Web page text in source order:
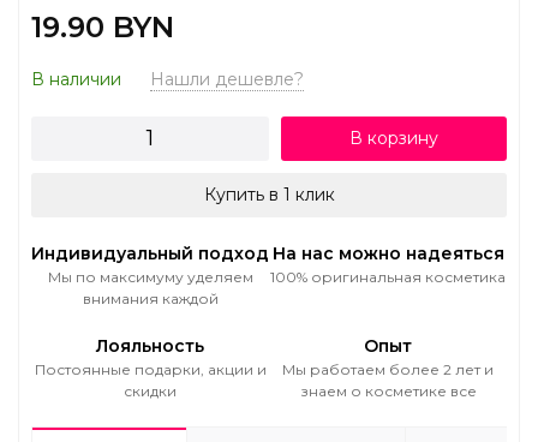
19.90 BYN
В наличии Нашли дешевле?
В корзину
Купить в 1 клик
Индивидуальный подход
Мы по максимуму уделяем
внимания каждой
На нас можно надеяться
100% оригинальная косметика
Лояльность
Постоянные подарки, акции и
скидки
Опыт
Мы работаем более 2 лет и
знаем о косметике все